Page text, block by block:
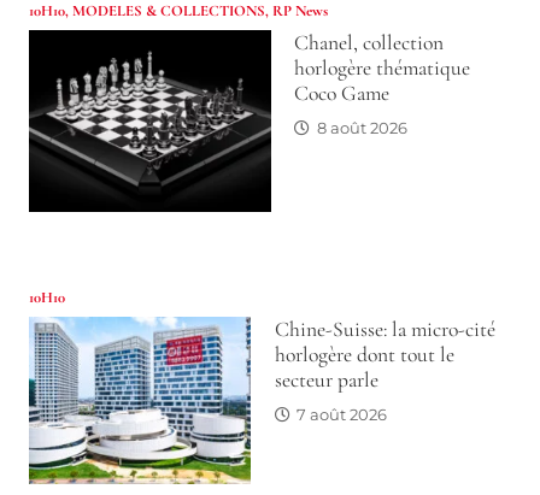
10H10,MODELES & COLLECTIONS, RP News
Chanel, collection
horlogère thématique
Coco Game
8 août 2026
10H10
Chine-Suisse: la micro-cité
horlogère dont tout le
secteur parle
7 août 2026